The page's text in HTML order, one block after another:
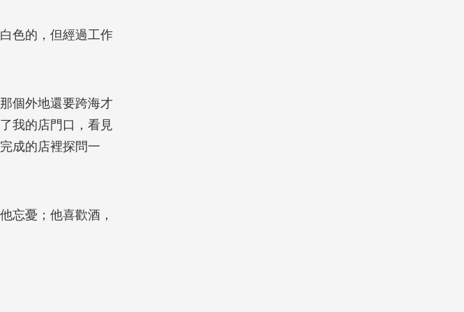
色的，但經過工作
個外地還要跨海才
我的店門口，看見
成的店裡探問一
憂；他喜歡酒，